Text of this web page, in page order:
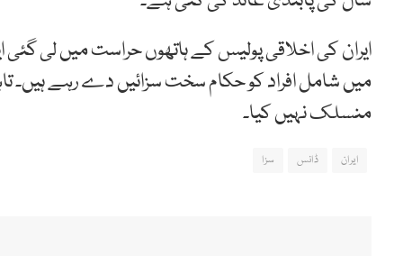
ایران کی اخلاقی پولیس کے ہاتھوں حراست میں لی
میں شامل افراد کو حکام سخت سزائیں دے رہے ہیں۔
منسلک نہیں کیا۔
ایران ڈانس سزا